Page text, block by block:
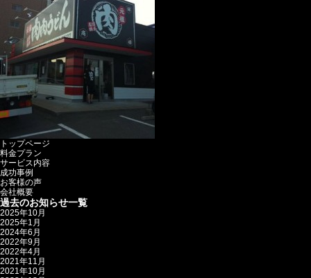
トップページ
料金プラン
サービス内容
成功事例
お客様の声
会社概要
過去のお知らせ一覧
2025年10月
2025年1月
2024年6月
2022年9月
2022年4月
2021年11月
2021年10月